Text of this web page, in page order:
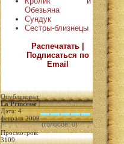
Обезьяна
Сундук
Сестры-близнецы
Распечатать |
Подписаться по
Email
Опубликовал:
La Princesse|
Дата: 4
февраля 2009
|
Просмотров:
3109
(голосов: 0)